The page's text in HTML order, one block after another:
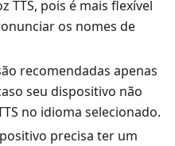
TTS, pois é mais flexível
os nomes de
recomendadas apenas
seu dispositivo não
no idioma selecionado.
precisa ter um